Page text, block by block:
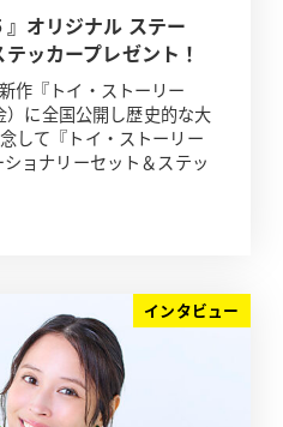
』オリジナル ステー
ッカープレゼント！
作『トイ・ストーリー
に全国公開し歴史的な大
して『トイ・ストーリー
ョナリーセット＆ステッ
インタビュー